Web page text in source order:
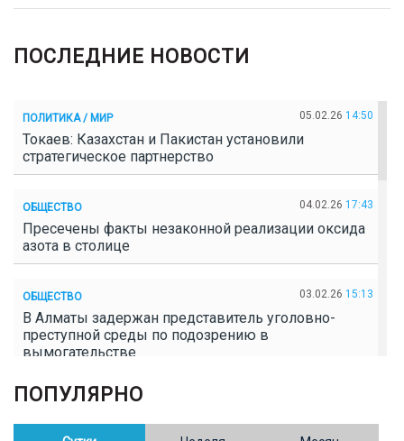
ПОСЛЕДНИЕ НОВОСТИ
ПОЛИТИКА / МИР 05.02.26 14:50
Токаев: Казахстан и Пакистан установили
стратегическое партнерство
ОБЩЕСТВО 04.02.26 17:43
Пресечены факты незаконной реализации оксида
азота в столице
ОБЩЕСТВО 03.02.26 15:13
В Алматы задержан представитель уголовно-
преступной среды по подозрению в
вымогательстве
ОБЩЕСТВО
Полицейские пресекли незаконное выращивание
ПОПУЛЯРНО